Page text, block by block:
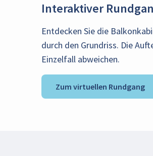
Interaktiver
Entdecken Sie die
durch den Grundriss. Die
Einzelfall abweichen.
Zum virtuellen Rundgang